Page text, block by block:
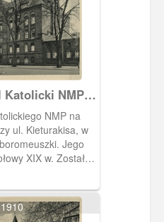
Katolicki NMP ,
NMP na
ul. Kieturakisa, w
Jego
XIX w. Został
w obiegu